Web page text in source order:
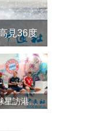
見36度
拜仁慕尼黑球星訪港 與球迷近距離互動